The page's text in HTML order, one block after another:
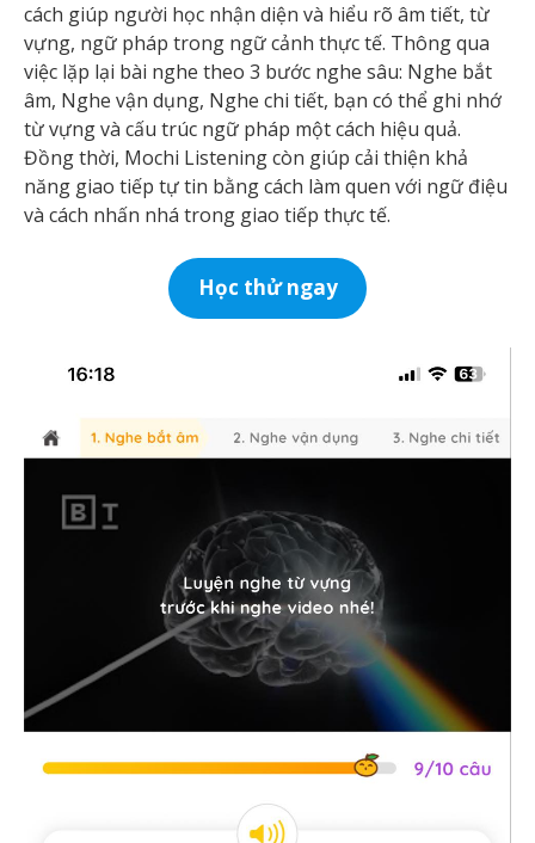
cách giúp người học nhận diện và hiểu rõ âm tiết, từ
vựng, ngữ pháp trong ngữ cảnh thực tế. Thông qua
việc lặp lại bài nghe theo 3 bước nghe sâu: Nghe bắt
âm, Nghe vận dụng, Nghe chi tiết, bạn có thể ghi nhớ
từ vựng và cấu trúc ngữ pháp một cách hiệu quả.
Đồng thời, Mochi Listening còn giúp cải thiện khả
năng giao tiếp tự tin bằng cách làm quen với ngữ điệu
và cách nhấn nhá trong giao tiếp thực tế.
Học thử ngay